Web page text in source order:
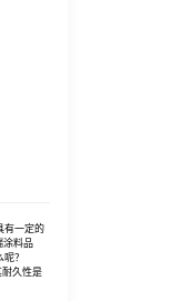
有一定的
涂料品
？